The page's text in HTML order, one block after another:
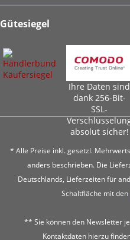
Gütesiegel
Ihre Daten sind
dank 256-Bit-
SSL-
absolut sicher!
* Alle Preise inkl. gesetzl.
anders beschrieben. Die
Deutschlands, Lieferzeiten für
Schaltfläche mit den
** Sie können den Newsletter
Kontaktdaten hierzu